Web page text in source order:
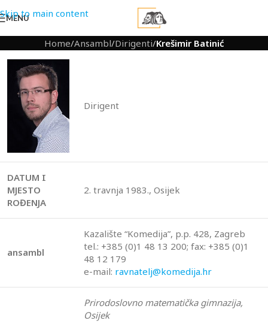
Skip to main content
MENU
Home/Ansambl/Dirigenti/Krešimir Batinić
Dirigent
DATUM I
MJESTO
ROĐENJA
2. travnja 1983., Osijek
ansambl
Kazalište “Komedija”, p.p. 428, Zagreb
tel.: +385 (0)1 48 13 200; fax: +385 (0)1
48 12 179
e-mail: ravnatelj@komedija.hr
Prirodoslovno matematička gimnazija,
Osijek